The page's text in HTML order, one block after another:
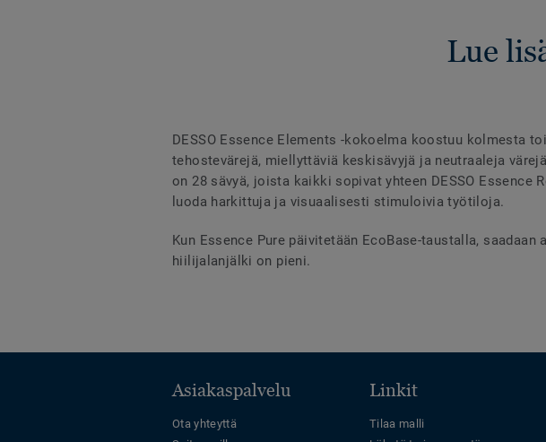
Lue
DESSO Essence Elements -kokoelma koostuu kolmesta
tehostevärejä, miellyttäviä keskisävyjä ja neutraaleja
on 28 sävyä, joista kaikki sopivat yhteen DESSO Essence
luoda harkittuja ja visuaalisesti stimuloivia työtiloja.
Kun Essence Pure päivitetään EcoBase-taustalla,
hiilijalanjälki on pieni.
Asiakaspalvelu
Ota yhteyttä
Linkit
Tilaa malli